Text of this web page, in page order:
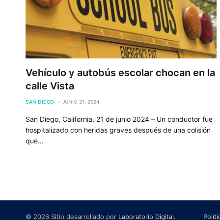
Vehículo y autobús escolar chocan en la
calle Vista
SAN DIEGO JUNIO 21, 2024
San Diego, California, 21 de junio 2024 – Un conductor fue
hospitalizado con heridas graves después de una colisión
que…
© 2026 Sitio desarrollado por Laboratorio Digital.